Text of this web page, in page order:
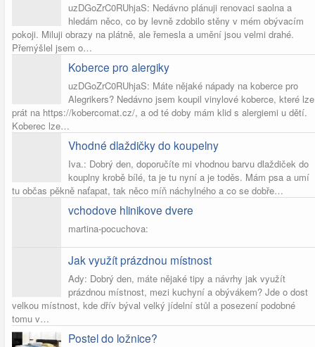
uzDGoZrC0RUhjaS: Nedávno plánuji renovaci saolna a
hledám něco, co by levně zdobilo stěny v mém obývacím
pokoji. Miluji obrazy na plátně, ale řemesla a umění jsou velmi drahé.
Přemýšlel jsem o…
Koberce pro alergiky
uzDGoZrC0RUhjaS: Máte nějaké nápady na koberce pro
Alegrikers? Nedávno jsem koupil vinylové koberce, které lze
prát na https://kobercomat.cz/, a od té doby mám klid s alergiemi u dětí.
Koberec lze…
Vhodné dlaždičky do koupelny
Iva.: Dobrý den, doporučíte mi vhodnou barvu dlaždiček do
kouplny krobě bílé, ta je tu nyní a je toděs. Mám psa a umí
tu občas pěkně naťapat, tak něco míň náchylného a co se dobře…
vchodove hlinikove dvere
martina-pocuchova:
Jak využít prázdnou místnost
Ady: Dobrý den, máte nějaké tipy a návrhy jak využít
prázdnou místnost, mezi kuchyní a obývákem? Jde o dost
velkou místnost, kde dřív býval velký jídelní stůl a posezení podobné
tomu v…
Postel do ložnice?